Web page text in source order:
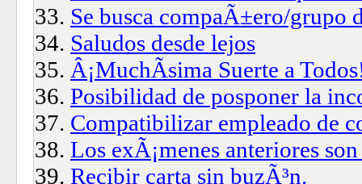
Se busca compaÃ±ero/grupo
Saludos desde lejos
Â¡MuchÃ­sima Suerte a
Posibilidad de posponer la
Compatibilizar empleado de
Los exÃ¡menes anteriores
Recibir carta sin buzÃ³n.